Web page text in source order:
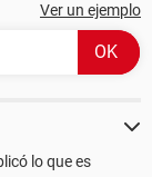
Ver un ejemplo
lo que es